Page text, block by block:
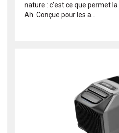
nature : c'est ce que permet
Ah. Conçue pour les a...